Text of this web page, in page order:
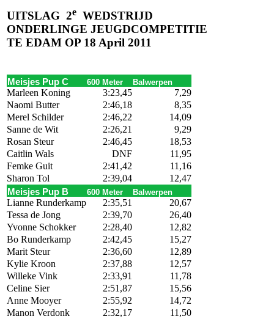
UITSLAG 2e WEDSTRIJD
ONDERLINGE JEUGDCOMPETITIE
TE EDAM OP 18 April 2011
Meisjes Pup C 600 Meter Balwerpen
Marleen Koning 3:23,45
7,29
Naomi Butter
2:46,18
8,35
Merel Schilder
2:46,22
14,09
Sanne de Wit
2:26,21
9,29
Rosan Steur
2:46,45
18,53
Caitlin Wals
DNF
11,95
Femke Guit
2:41,42
11,16
Sharon Tol
2:39,04 12,47
Meisjes Pup B 600 Meter Balwerpen
Lianne Runderkamp 2:35,51
20,67
Tessa de Jong
2:39,70
26,40
Yvonne Schokker
2:28,40
12,82
Bo Runderkamp
2:42,45
15,27
Marit Steur
2:36,60
12,89
Kylie Kroon
2:37,88
12,57
Willeke Vink
2:33,91
11,78
Celine Sier
2:51,87
15,56
Anne Mooyer
2:55,92
14,72
Manon Verdonk
2:32,17
11,50